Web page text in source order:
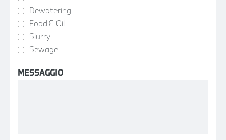
Dewatering
Food & Oil
Slurry
Sewage
MESSAGGIO